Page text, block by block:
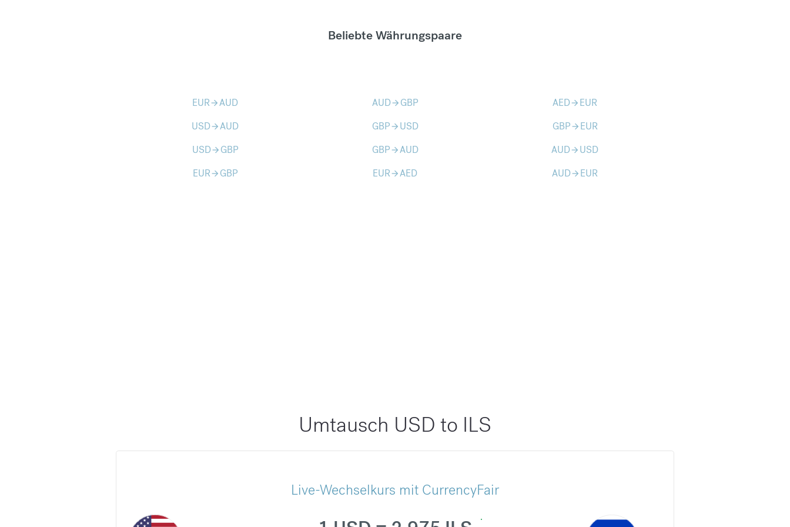
Beliebte Währungspaare
EURarrow_forwardAUD AUDarrow_forward GBP AEDarrow_forward EUR
USDarrow_forwardAUD GBParrow_forward USD GBParrow_forward EUR
USDarrow_forward GBP GBParrow_forwardAUD AUDarrow_forward USD
EURarrow_forward GBP EURarrow_forwardAED AUDarrow_forward EUR
Umtausch USD to ILS
Live-Wechselkurs mit CurrencyFair